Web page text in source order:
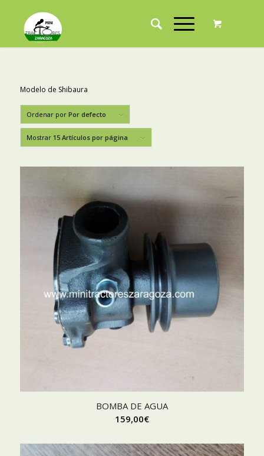
Modelo de Shibaura
Ordenar por Por defecto
Mostrar 15 Artículos por página
BOMBA DE AGUA
159,00€